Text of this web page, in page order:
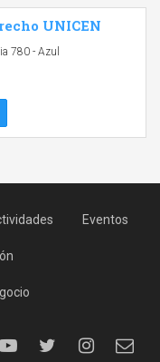
UNICEN
780 - Azul
Eventos